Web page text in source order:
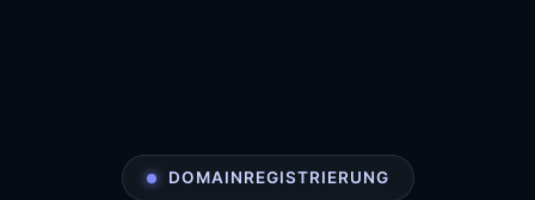
DOMAINREGISTRIERUNG